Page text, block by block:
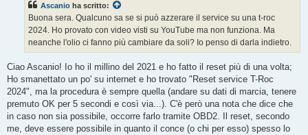
Ascanio ha scritto:
Buona sera. Qualcuno sa se si può azzerare il service su una t-roc
2024. Ho provato con video visti su YouTube ma non funziona. Ma
neanche l'olio ci fanno più cambiare da soli? Io penso di darla indietro.
Ciao Ascanio! Io ho il millino del 2021 e ho fatto il reset più di una volta;
Ho smanettato un po' su internet e ho trovato "Reset service T-Roc
2024", ma la procedura è sempre quella (andare su dati di marcia, tenere
premuto OK per 5 secondi e così via...). C'è però una nota che dice che
in caso non sia possibile, occorre farlo tramite OBD2. Il reset, secondo
me, deve essere possibile in quanto il conce (o chi per esso) spesso lo